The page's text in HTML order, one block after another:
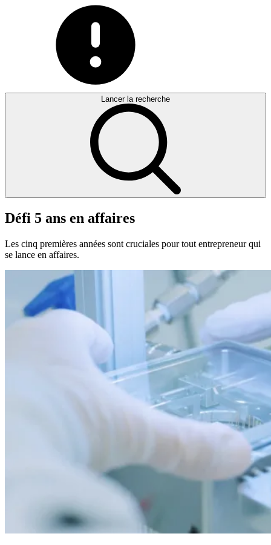
Lancer la recherche
Défi 5 ans en affaires
Les cinq premières années sont cruciales pour tout entrepreneur qui
se lance en affaires.